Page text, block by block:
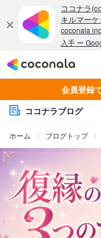
会員登録
ココナラブログ
ホーム ブログトップ